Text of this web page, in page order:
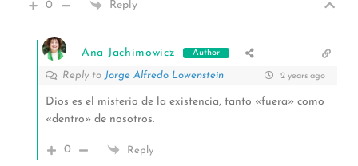
0 Reply
Ana Jachimowicz Author
Reply to Jorge Alfredo Lowenstein 2 years ago
Dios es el misterio de la existencia, tanto «fuera» como
«dentro» de nosotros.
0 Reply